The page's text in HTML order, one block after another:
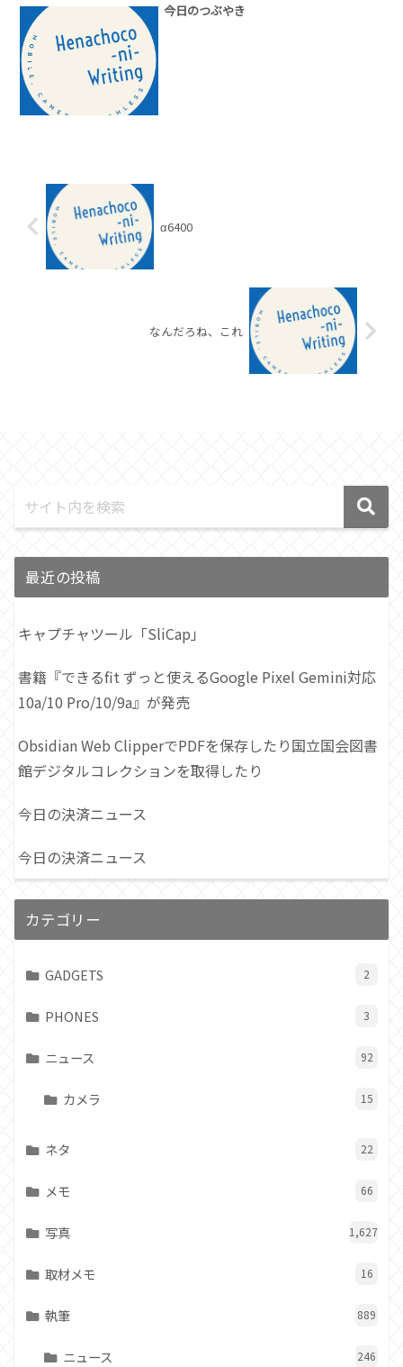
今日のつぶやき
α6400
なんだろね、これ
最近の投稿
キャプチャツール「SliCap」
書籍『できるfit ずっと使えるGoogle Pixel Gemini対応
10a/10 Pro/10/9a』が発売
Obsidian Web ClipperでPDFを保存したり国立国会図書
館デジタルコレクションを取得したり
今日の決済ニュース
今日の決済ニュース
カテゴリー
GADGETS 2
PHONES 3
ニュース 92
カメラ 15
ネタ 22
メモ 66
写真 1,627
取材メモ 16
執筆 889
ニュース 246